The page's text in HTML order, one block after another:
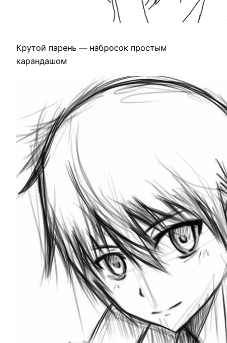
Крутой парень — набросок простым
карандашом